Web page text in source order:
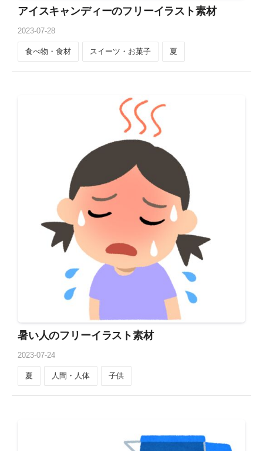
2023-07-28
アイスキャンディーのフリーイラスト素材
食べ物・食材 スイーツ・お菓子 夏
2023-07-24
暑い人のフリーイラスト素材
夏 人間・人体 子供